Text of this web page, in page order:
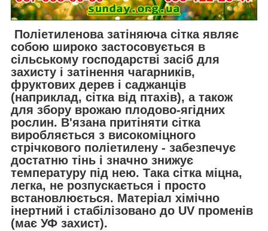
Поліетиленова затіняюча сіткаявляє
собою широко застосовується в
сільському господарстві засіб для
захисту і затінення чагарників,
фруктових дерев і саджанців
(наприклад, сітка від птахів), а також
для збору врожаю плодово-ягідних
рослин. В'язана притіняти сітка
виробляється з високоміцного
стрічкового поліетилену - забезпечує
достатню тінь і значно знижує
температуру під нею. Така сітка міцна,
легка, не розпускається і просто
встановлюється. Матеріал хімічно
інертний і стабілізовано до UV променів
(має УФ захист).